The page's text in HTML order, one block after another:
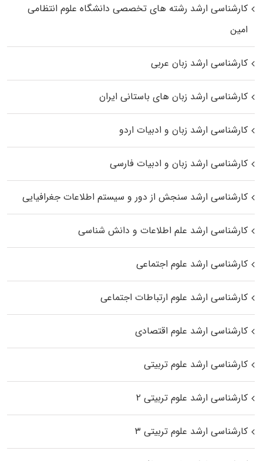
کارشناسی ارشد رﺷﺘﻪ ﻫﺎی تخصصی داﻧﺸﮕﺎه ﻋﻠﻮم انتظامی
اﻣﻴﻦ
کارشناسی ارشد زبان عربی
کارشناسی ارشد زبان‌ های باستانی ایران
کارشناسی ارشد زبان و ادبیات اردو
کارشناسی ارشد زبان و ادبیات فارسی
کارشناسی ارشد سنجش از دور و سیستم اطلاعات جغرافیایی
کارشناسی ارشد علم اطلاعات و دانش شناسی
کارشناسی ارشد علوم اجتماعی
کارشناسی ارشد علوم ارتباطات اجتماعی
کارشناسی ارشد علوم اقتصادی
کارشناسی ارشد علوم تربیتی
کارشناسی ارشد علوم تربیتی ۲
کارشناسی ارشد علوم تربیتی ۳